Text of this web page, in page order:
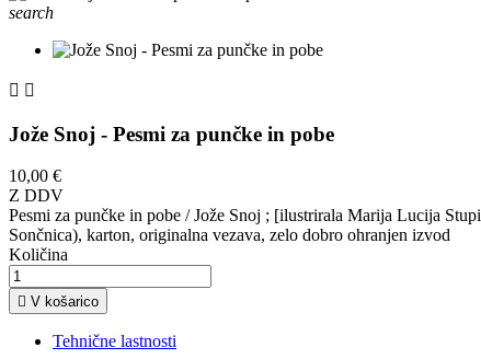
search
 
Jože Snoj - Pesmi za punčke in pobe
10,00 €
Z DDV
Pesmi za punčke in pobe / Jože Snoj ; [ilustrirala Marija Lucija
Sončnica), karton, originalna vezava, zelo dobro ohranjen izvod
Količina
 V košarico
Tehnične lastnosti